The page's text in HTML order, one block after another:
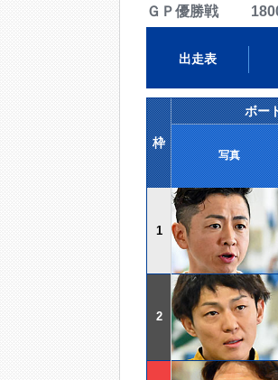
ＧＰ優勝戦
出走表
枠
ボー
写真
1
2